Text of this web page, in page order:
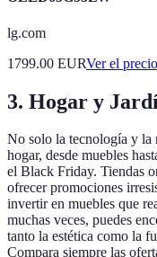
lg.com
1799.00 EURVer el precio
3. Hogar y
No solo la tecnología y la
hogar, desde muebles
el Black Friday. Tiendas
ofrecer promociones
invertir en muebles que
muchas veces, puedes
tanto la estética como la
Compara siempre las